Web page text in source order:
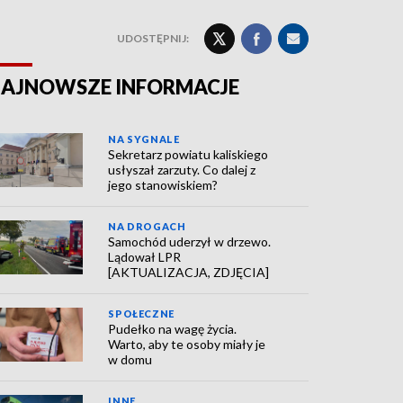
UDOSTĘPNIJ:
INFORMACJE
NA SYGNALE
Sekretarz powiatu kaliskiego
usłyszał zarzuty. Co dalej z
jego stanowiskiem?
NA DROGACH
Samochód uderzył w drzewo.
Lądował LPR
[AKTUALIZACJA, ZDJĘCIA]
SPOŁECZNE
Pudełko na wagę życia.
Warto, aby te osoby miały je
w domu